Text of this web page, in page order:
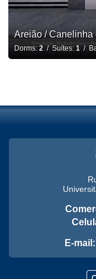
Areião / Canelinha
Dorms: 2/ Suítes: 1 /
E-mail: